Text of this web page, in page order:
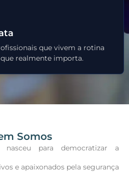
que vivem a rotina
realmente importa.
Somos
nasceu para democratizar a
e apaixonados pela segurança